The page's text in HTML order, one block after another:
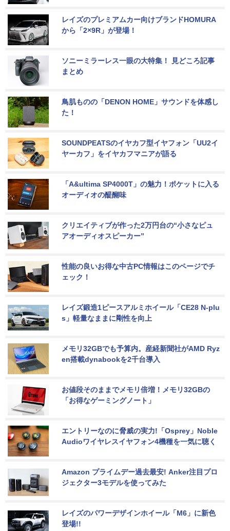
レイズのプレミアムカー向けブランドHOMURA
から「2×9R」が登場！
ソニーミラーレス一眼の大特集！ 見どころ記事
まとめ
鳥肌ものの「DENON HOME」サウンドを体感し
た！
SOUNDPEATSのイヤカフ型イヤフォン「UU2イ
ヤーカフ」をイヤカフマニアが語る
「A&ultima SP4000T」の魅力！ポケットに入る
オーディオの醍醐味
クリエイティブが作った2万円台の“小さなピュ
アオーディオスピーカー”
性能の良いお得な中古PC情報はこのページでチ
ェック！
レイズ鍛造1ピースアルミホイール「CE28 N-plu
s」軽量なままに剛性を向上
メモリ32GBでも予算内。産経新聞社がAMD Ryz
en搭載dynabookを2千台導入
お値段そのままでメモリ倍増！メモリ32GBの
「お得なゲーミングノート」
エントリーなのに脅威の実力!「Osprey」Noble
Audioワイヤレスイヤフォン4機種を一気に聴く
Amazon プライムデー過去最安! Anker注目プロ
ジェクター3モデルを使ってみた
レイズのパワーデザインホイール「M6」に新色
登場!!